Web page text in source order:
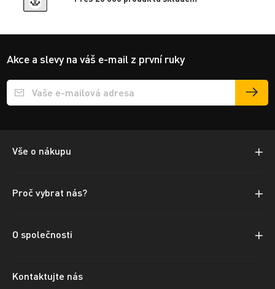
Akce a slevy na váš e-mail z první ruky
Přihlášení e-mailu k odběru
Vše o nákupu
Proč vybrat nás?
O společnosti
Kontaktujte nás